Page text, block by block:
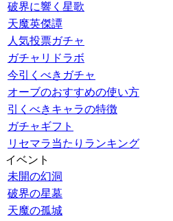
破界に響く星歌
天魔英傑譚
人気投票ガチャ
ガチャリドラボ
今引くべきガチャ
オーブのおすすめの使い方
引くべきキャラの特徴
ガチャギフト
リセマラ当たりランキング
イベント
未開の幻洞
破界の星墓
天魔の孤城